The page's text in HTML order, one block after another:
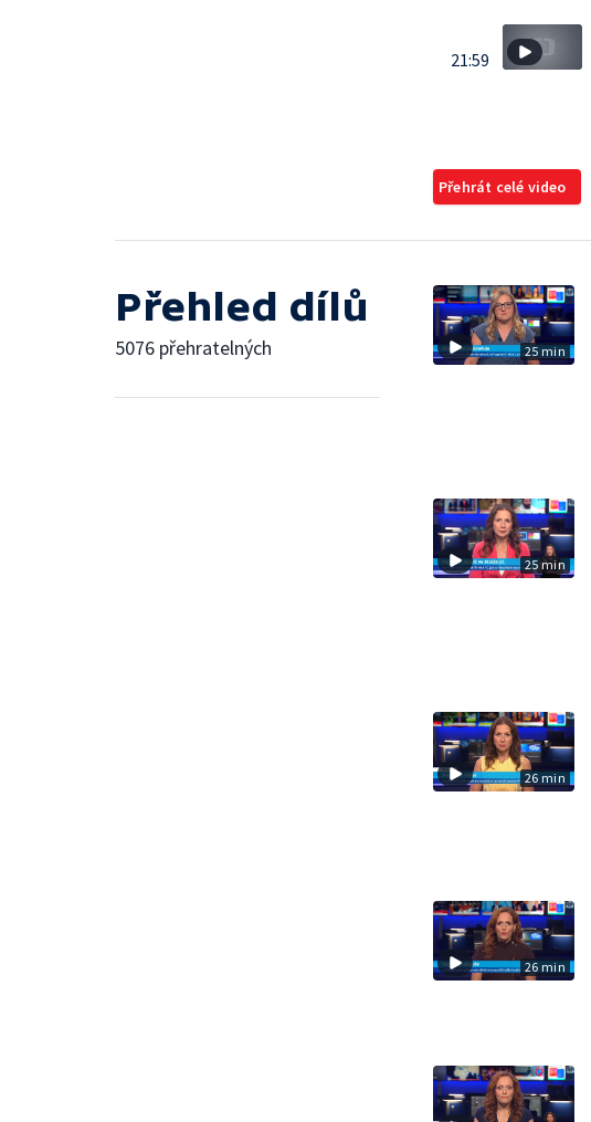
21:59
Přehrát celé video
Přehled dílů
5076 přehratelných 25 min
25 min
26 min
26 min